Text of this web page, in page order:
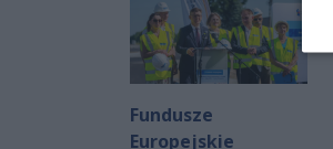
Fundusze
Europejskie